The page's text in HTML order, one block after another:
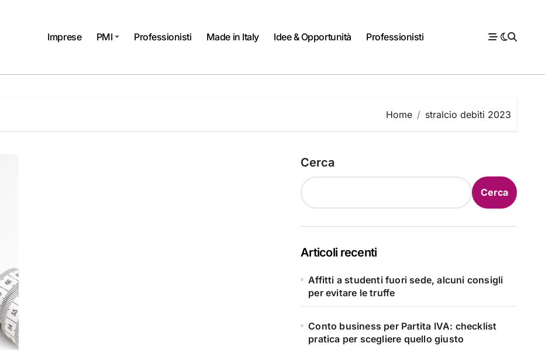
Imprese PMI Professionisti Made in Italy Idee & Opportunità Professionisti
Home stralcio debiti 2023
Cerca
Cerca
Articoli recenti
Affitti a studenti fuori sede, alcuni consigli
per evitare le truffe
Conto business per Partita IVA: checklist
pratica per scegliere quello giusto